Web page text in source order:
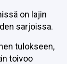
on lajin
sarjoissa.
tulokseen,
toivoo